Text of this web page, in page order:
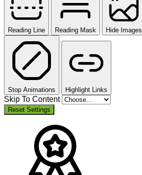
Reading Line Reading Mask Hide Images
Stop Animations Highlight Links
Skip To Content
Reset Settings